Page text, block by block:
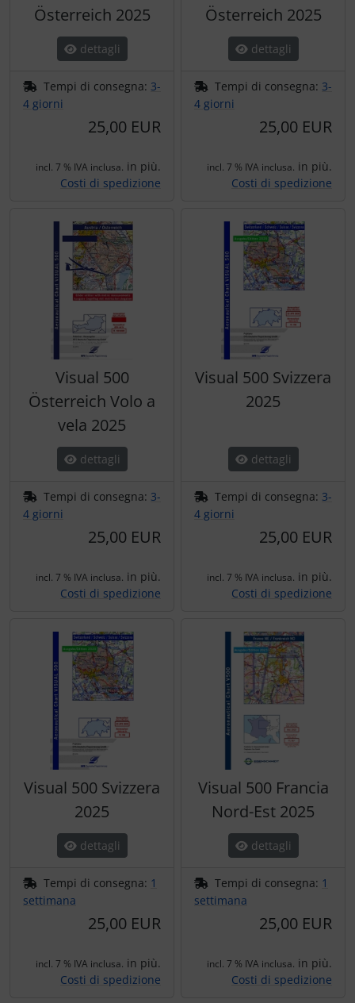
Österreich 2025
dettagli
Tempi di consegna: 3-
4 giorni
25,00 EUR
incl. 7 % IVA inclusa. in più.
Costi di spedizione
Österreich 2025
dettagli
Tempi di consegna: 3-
4 giorni
25,00 EUR
incl. 7 % IVA inclusa. in più.
Costi di spedizione
Visual 500
Österreich Volo a
vela 2025
dettagli
Tempi di consegna: 3-
4 giorni
25,00 EUR
incl. 7 % IVA inclusa. in più.
Costi di spedizione
Visual 500 Svizzera
2025
dettagli
Tempi di consegna: 3-
4 giorni
25,00 EUR
incl. 7 % IVA inclusa. in più.
Costi di spedizione
Visual 500 Svizzera
2025
dettagli
Tempi di consegna: 1
settimana
25,00 EUR
incl. 7 % IVA inclusa. in più.
Costi di spedizione
Visual 500 Francia
Nord-Est 2025
dettagli
Tempi di consegna: 1
settimana
25,00 EUR
incl. 7 % IVA inclusa. in più.
Costi di spedizione